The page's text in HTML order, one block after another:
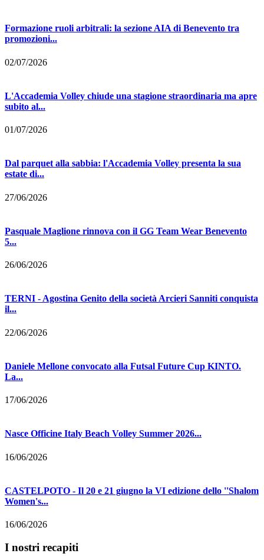
Formazione ruoli arbitrali: la sezione AIA di Benevento tra
promozioni...
02/07/2026
L'Accademia Volley chiude una stagione straordinaria ma apre
subito al...
01/07/2026
Dal parquet alla sabbia: l'Accademia Volley presenta la sua
estate di...
27/06/2026
Pasquale Maglione rinnova con il GG Team Wear Benevento
5...
26/06/2026
TERNI - Agostina Genito della società Arcieri Sanniti conquista
il...
22/06/2026
Daniele Mellone convocato alla Futsal Future Cup KINTO.
La...
17/06/2026
Nasce Officine Italy Beach Volley Summer 2026...
16/06/2026
CASTELPOTO - Il 20 e 21 giugno la VI edizione dello ''Shalom
Women's...
16/06/2026
I nostri recapiti